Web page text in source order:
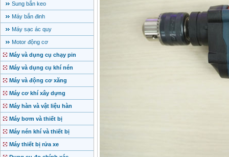
Sung bắn keo
Máy bắn đinh
Máy sạc ác quy
Motor động cơ
Máy và dụng cụ chạy pin
Máy và dụng cụ khí nén
Máy và động cơ xăng
Máy cơ khí xây dựng
Máy hàn và vật liệu hàn
Máy bơm và thiết bị
Máy nén khí và thiết bị
Máy thiết bị rửa xe